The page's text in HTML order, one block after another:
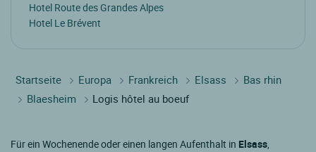
Hotel Route des Grandes Alpes
Hotel Le Brévent
Startseite Europa Frankreich Elsass
Bas rhin
Blaesheim
Logis hôtel au boeuf
Für ein Wochenende oder einen langen Aufenthalt in Elsass,